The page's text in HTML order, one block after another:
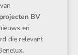
BV
en
die relevant